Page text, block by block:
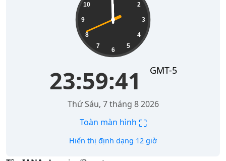
2
3
4
5
6
7
8
9
10
23:59:41 GMT-5
Thứ Sáu, 7 tháng 8 2026
Toàn màn hình ⛶
Hiển thị định dạng 12 giờ